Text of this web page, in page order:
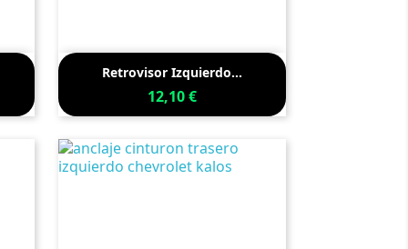
Retrovisor Izquierdo...
12,10 €
 Vista rápida